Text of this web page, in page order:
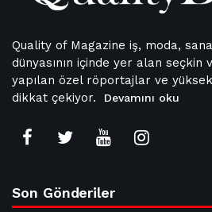
Quality of Magazine iş, moda,
dünyasının içinde yer alan seçkin
yapılan özel röportajlar ve
dikkat çekiyor.
Devamını oku
Son Gönderiler